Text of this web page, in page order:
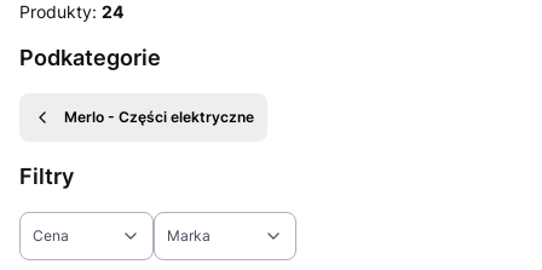
Produkty: 24
Podkategorie
Merlo - Części elektryczne
Filtry
Cena Marka